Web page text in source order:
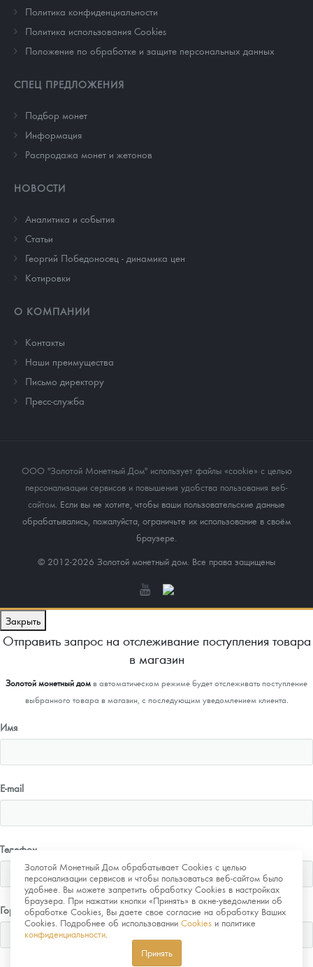
Политика конфиденциальности
Политика использования Cookies
Положение по обработке и защите персональных данных
СПЕЦ ПРЕДЛОЖЕНИЯ
Подбор монет
Информация
Распродажа монет и жетонов
НОВОСТИ
Аналитика и события
Cтатьи
Георгий Победоносец - динамика цен
Котировки
О КОМПАНИИ
Контакты
Наши преимущества
Письмо директору
Пресс-служба
ООО "Золотой Монетный Дом" использует файлы «cookie» с целью
персонализации сервисов и повышения удобства пользования веб-
сайтом . Если вы не хотите, чтобы ваши пользовательские данные
обрабатывались, пожалуйста, ограничьте их использование в своём
браузере.
© 2012-2026 Золотой монетный дом. Все права защищены
Золотой Монетный Дом обрабатывает Cookies с целью
персонализации сервисов и чтобы пользоваться веб-сайтом было
удобнее. Вы можете запретить обработку Cookies в настройках
браузера. При нажатии кнопки «Принять» в окне-уведомлении об
обработке Cookies, Вы даете свое согласие на обработку Ваших
Cookies. Подробнее об использовании Cookies и политике
конфиденциальности
Принять
Закрыть
Отправить запрос на отслеживание поступления товара
в магазин
Золотой монетный домв автоматическом режиме будет отслеживать поступление
выбранного товара в магазин, с последующим уведомлением клиента.
Имя
E-mail
Телефон
Город